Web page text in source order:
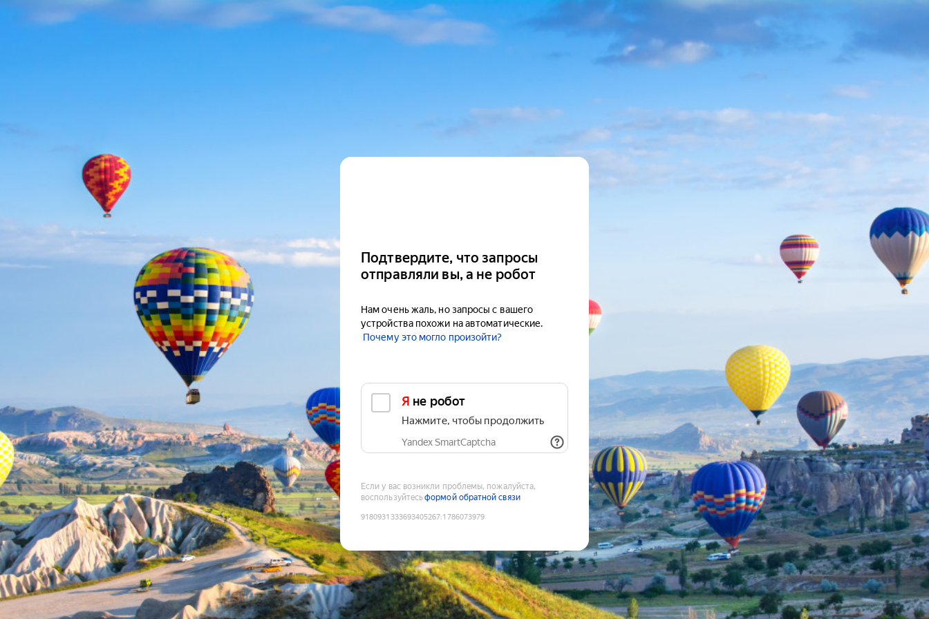
Подтвердите, что запросы
отправляли вы, а не робот
Нам очень жаль, но запросы с вашего
устройства похожи на автоматические.
Почему это могло произойти?
Я не робот
Нажмите, чтобы продолжить
Yandex SmartCaptcha
Если у вас возникли проблемы, пожалуйста,
воспользуйтесьформой обратной связи
9180931333693405267:1786073979